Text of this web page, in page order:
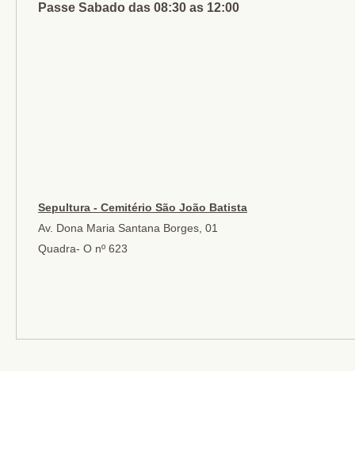
Passe Sabado das 08:30 as 12:00
Sepultura - Cemitério São João Batista
Av. Dona Maria Santana Borges, 01
Quadra- O nº 623